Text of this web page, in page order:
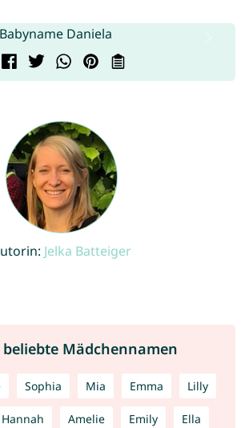
Jelka Batteiger
Mädchennamen
Sophia Mia Emma Lilly
Hannah Amelie Emily Ella